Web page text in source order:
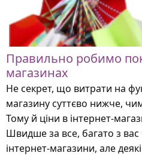
Правильно робимо
магазинах
Не секрет, що витрати на
магазину суттєво нижче,
Тому й ціни в інтернет-
Швидше за все, багато з
інтернет-магазини, але